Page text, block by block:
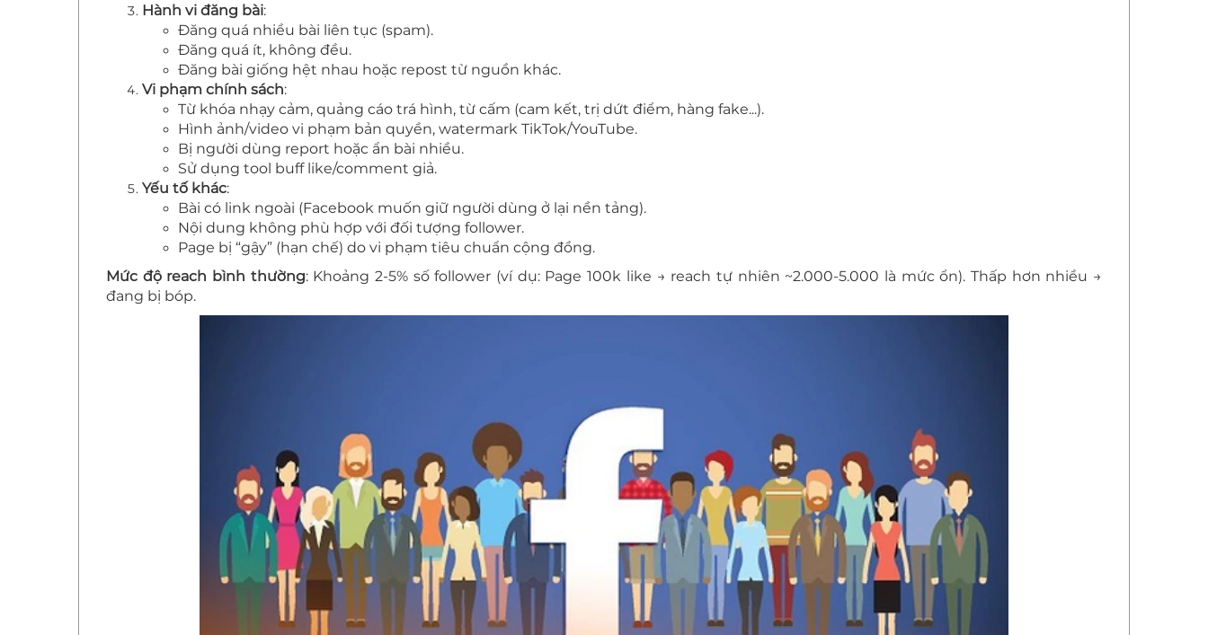
Hành vi đăng bài:
Đăng quá nhiều bài liên tục (spam).
Đăng quá ít, không đều.
Đăng bài giống hệt nhau hoặc repost từ nguồn khác.
Vi phạm chính sách:
Từ khóa nhạy cảm, quảng cáo trá hình, từ cấm (cam kết, trị dứt điểm, hàng fake...).
Hình ảnh/video vi phạm bản quyền, watermark TikTok/YouTube.
Bị người dùng report hoặc ẩn bài nhiều.
Sử dụng tool buff like/comment giả.
Yếu tố khác:
Bài có link ngoài (Facebook muốn giữ người dùng ở lại nền tảng).
Nội dung không phù hợp với đối tượng follower.
Page bị “gậy” (hạn chế) do vi phạm tiêu chuẩn cộng đồng.
Mức độ reach bình thường: Khoảng 2-5% số follower (ví dụ: Page 100k like → reach tự nhiên ~2.000-5.000 là mức ổn). Thấp hơn nhiều →
đang bị bóp.